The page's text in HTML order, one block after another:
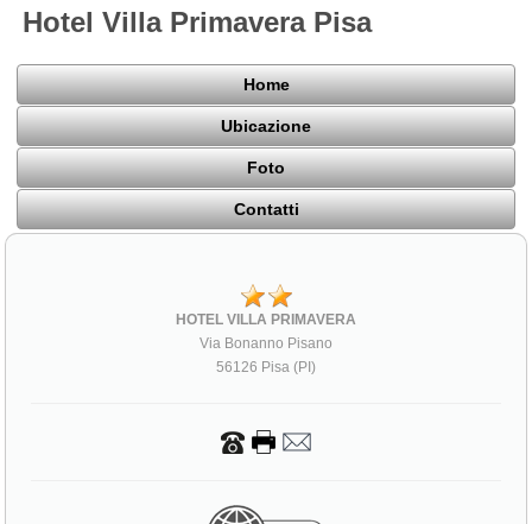
Hotel Villa Primavera Pisa
Home
Ubicazione
Foto
Contatti
HOTEL VILLA PRIMAVERA
Via Bonanno Pisano
56126 Pisa (PI)